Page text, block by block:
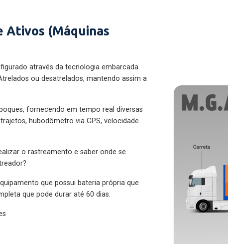
Ativos (Máquinas
através da tecnologia embarcada
ou desatrelados, mantendo assim a
fornecendo em tempo real diversas
hubodômetro via GPS, velocidade
o rastreamento e saber onde se
que possui bateria própria que
que pode durar até 60 dias.